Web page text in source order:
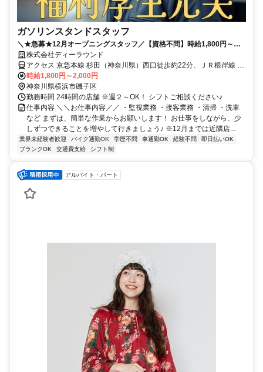
ガソリンスタンドスタッフ
＼★急募★12月オープニングスタッフ／【資格不問】時給1,800円～
2,000円！│週2～OK！│セルフガソリンスタンドスタッフ│未経験歓迎
◎｜日払い可☆
株式会社ディーラウンド
アクセス 京急本線 杉田（神奈川県）西口徒歩約22分、ＪＲ根岸線 洋
光台徒歩約27分、ＪＲ根岸線 新杉田徒歩約28分
時給1,800円～2,000円
神奈川県横浜市磯子区
勤務時間 24時間の店舗 ※週２～OK！ シフトご相談ください♪
仕事内容 ＼＼お仕事内容／／ ・監視業務 ・接客業務 ・清掃 ・洗車
など まずは、簡単な作業からお願いします！ お仕事をしながら、少
しずつできることを増やして行きましょう♪ ※12月までは近隣店...
業界未経験者歓迎 バイク通勤OK 学歴不問 車通勤OK 経験不問
即日払いOK
ブランクOK
交通費支給 シフト制
アルバイト・パート